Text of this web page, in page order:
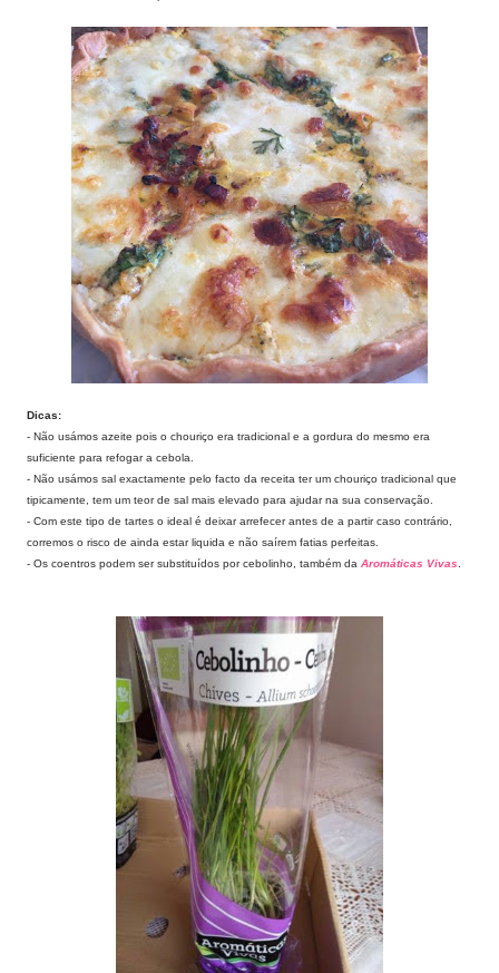
Dicas:
- Não usámos azeite pois o chouriço era tradicional e a gordura do mesmo era
suficiente para refogar a cebola.
- Não usámos sal exactamente pelo facto da receita ter um chouriço tradicional que
tipicamente, tem um teor de sal mais elevado para ajudar na sua conservação.
- Com este tipo de tartes o ideal é deixar arrefecer antes de a partir caso contrário,
corremos o risco de ainda estar liquida e não saírem fatias perfeitas.
- Os coentros podem ser substituídos por cebolinho, também da Aromáticas Vivas.